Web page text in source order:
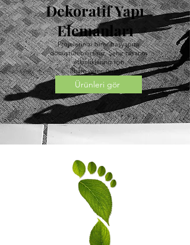
Dekoratif Yapı
Elemanları
Projelerinizi birer başyapıta
dönüştürebilirsiniz. Şehir tasarım
etkinlikleriniz için
ilham veren ürünler.
Ürünleri gör